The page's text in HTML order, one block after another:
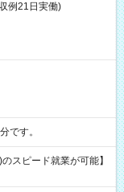
例21日実働)
分です。
スピード就業が可能】